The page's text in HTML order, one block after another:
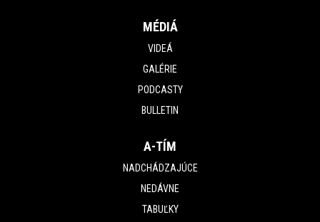
MÉDIÁ
VIDEÁ
GALÉRIE
PODCASTY
BULLETIN
A-TÍM
NADCHÁDZAJÚCE
NEDÁVNE
TABUĽKY